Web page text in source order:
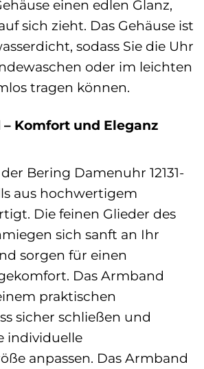
einen edlen Glanz,
sich zieht. Das Gehäuse ist
sodass Sie die Uhr
oder im leichten
tragen können.
Komfort und Eleganz
Bering Damenuhr 12131-
aus hochwertigem
Die feinen Glieder des
sich sanft an Ihr
sorgen für einen
Das Armband
praktischen
sicher schließen und
individuelle
anpassen. Das Armband